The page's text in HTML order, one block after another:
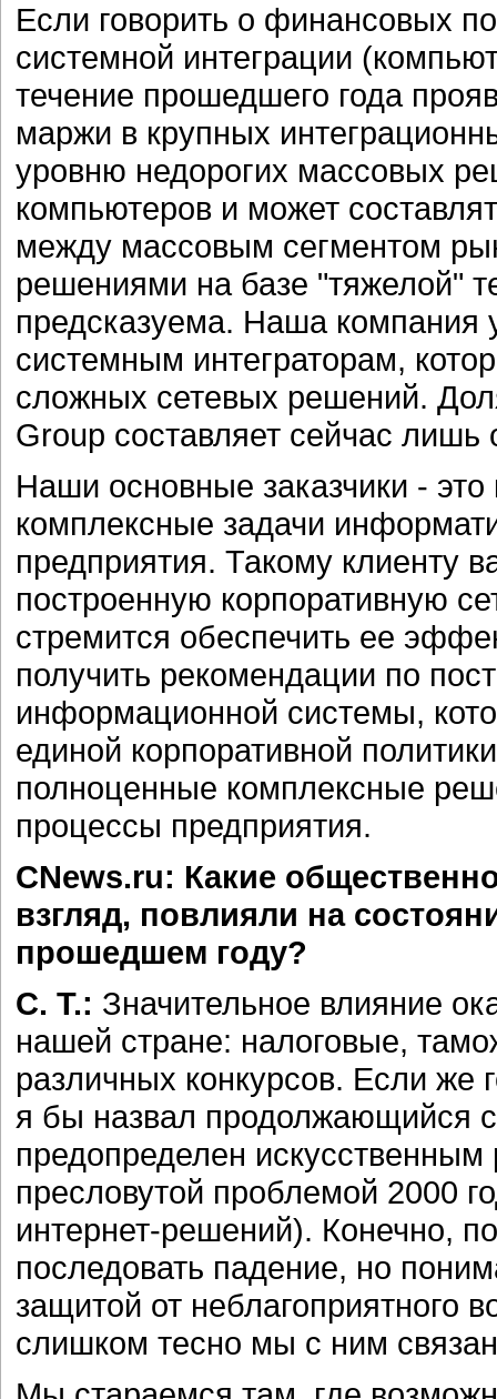
Если говорить о финансовых
системной интеграции
течение прошедшего года
маржи в крупных
уровню недорогих массовых
компьютеров и может
между массовым сегментом
решениями на базе "тяжелой"
предсказуема. Наша компания
системным интеграторам,
сложных сетевых решений.
Group составляет сейчас лишь
Наши основные заказчики -
комплексные задачи
предприятия. Такому клиенту
построенную корпоративную
стремится обеспечить ее
получить рекомендации по
информационной системы,
единой корпоративной
полноценные комплексные
процессы предприятия.
CNews.ru: Какие
взгляд, повлияли на
прошедшем году?
С. Т.: Значительное влияние
нашей стране: налоговые,
различных конкурсов. Если же
я бы назвал продолжающийся
предопределен
пресловутой проблемой 2000
интернет-решений). Конечно,
последовать падение, но
защитой от неблагоприятного
слишком тесно мы с ним